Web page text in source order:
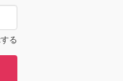
る